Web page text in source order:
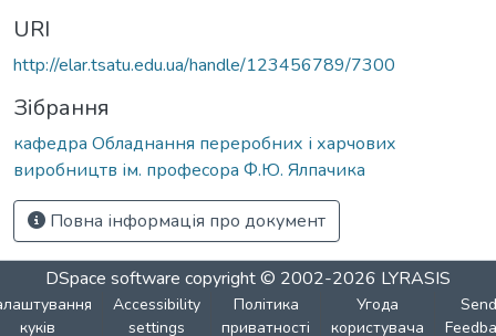
URI
http://elar.tsatu.edu.ua/handle/123456789/7300
Зібрання
кафедра Обладнання переробних і харчових
виробництв ім. професора Ф.Ю. Ялпачика
Повна інформація про документ
DSpace software copyright © 2002-2026 LYRASIS
куків
Accessibility
settings
Політика
приватності
Угода
користувача
Send